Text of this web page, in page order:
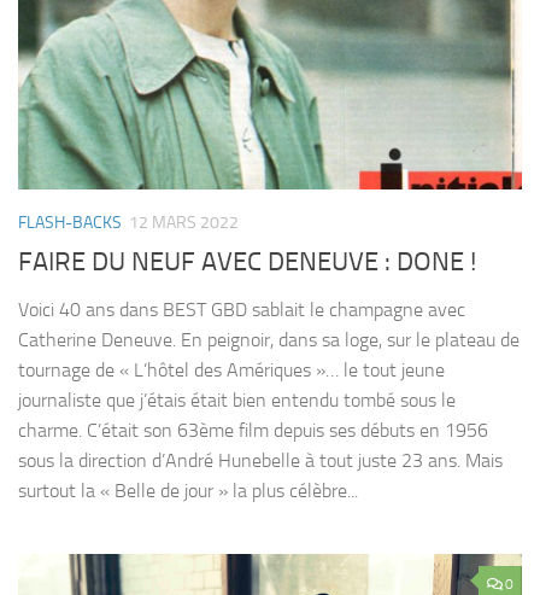
FLASH-BACKS 12 MARS 2022
FAIRE DU NEUF AVEC DENEUVE : DONE !
Voici 40 ans dans BEST GBD sablait le champagne avec
Catherine Deneuve. En peignoir, dans sa loge, sur le plateau de
tournage de « L’hôtel des Amériques »… le tout jeune
journaliste que j’étais était bien entendu tombé sous le
charme. C’était son 63ème film depuis ses débuts en 1956
sous la direction d’André Hunebelle à tout juste 23 ans. Mais
surtout la « Belle de jour » la plus célèbre...
0